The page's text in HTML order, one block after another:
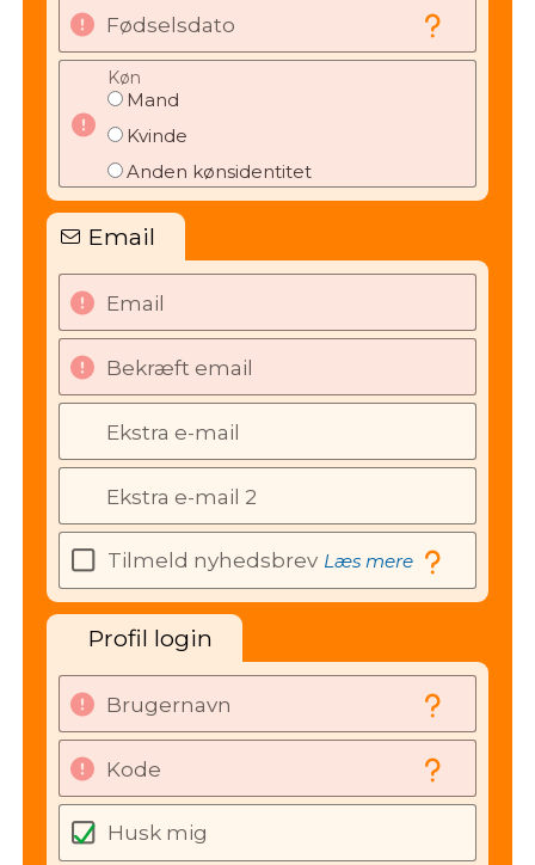
Fødselsdato
Køn
Mand
Kvinde
Anden kønsidentitet
Email
Email
Bekræft email
Ekstra e-mail
Ekstra e-mail 2
Tilmeld nyhedsbrev Læs mere
Profil login
Brugernavn
Kode
Husk mig